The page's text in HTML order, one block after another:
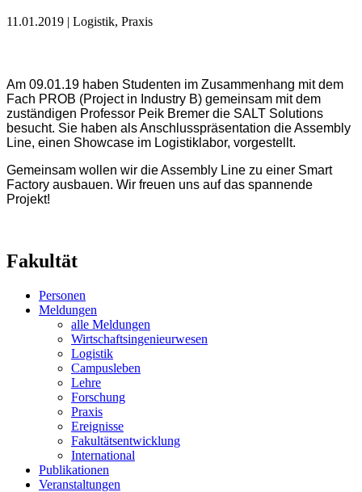
11.01.2019 | Logistik, Praxis
Am 09.01.19 haben Studenten im Zusammenhang mit dem
Fach PROB (Project in Industry B) gemeinsam mit dem
zuständigen Professor Peik Bremer die SALT Solutions
besucht. Sie haben als Anschlusspräsentation die Assembly
Line, einen Showcase im Logistiklabor, vorgestellt.
Gemeinsam wollen wir die Assembly Line zu einer Smart
Factory ausbauen. Wir freuen uns auf das spannende
Projekt!
Fakultät
Personen
Meldungen
alle Meldungen
Wirtschaftsingenieurwesen
Logistik
Campusleben
Lehre
Forschung
Praxis
Ereignisse
Fakultätsentwicklung
International
Publikationen
Veranstaltungen